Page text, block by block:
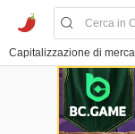
Capitalizzazione di